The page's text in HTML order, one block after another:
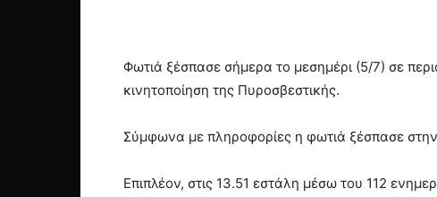
Φωτιά ξέσπασε σήμερα το μεσημέρι (5/7) σε
κινητοποίηση της Πυροσβεστικής.
Σύμφωνα με πληροφορίες η φωτιά ξέσπασε
Επιπλέον, στις 13.51 εστάλη μέσω του 112